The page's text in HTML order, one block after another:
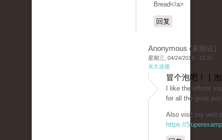
Bread</a>
回复
Anonymous (未验证)
星期三, 04/24/2019 - 15:35
永久连接
冒个泡吧！ |
I like the efforts
for all the great
Also visit my web
https://